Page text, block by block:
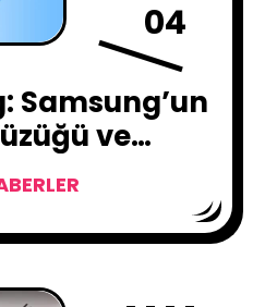
04
Samsung’un
ve